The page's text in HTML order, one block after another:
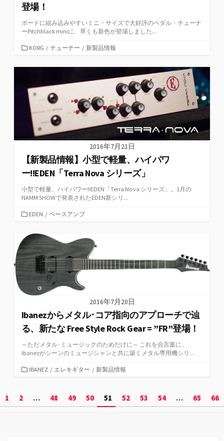
登場！
ボードに組み込みやすいミニ・サイズで大好評のペダル・チューナ
ーPitchblack miniに、早くも新色が登場しました...
カ
ゴ
KORG / チューナー / 新製品情報
2016年7月21日
【新製品情報】小型で軽量、ハイパワ
ー!!EDEN「Terra Nova シリーズ」
小型で軽量、ハイパワー!!EDEN「Terra Nova シリーズ」。1月の
NAMM SHOWで発表されたEDEN新シリ...
カ
ゴ
リ
ー
EDEN / ベースアンプ
2016年7月20日
Ibanezからメタル･コア指向のアプローチで辿
る、新たな Free Style Rock Gear = ”FR”登場！
～ただメタル･ミュージックのためだけに～ これを合言葉に、
Ibanezがシーンのミュージシャンと共に築くメタル専用機シリ...
カ
ー
IBANEZ / エレキギター / 新製品情報
投
1 2 … 48 49 50 51 52 53 54 … 65 66